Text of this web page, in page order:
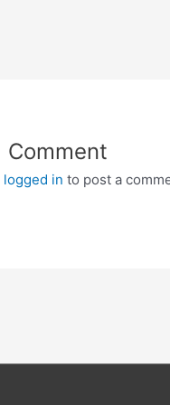
Comment
logged in to post a